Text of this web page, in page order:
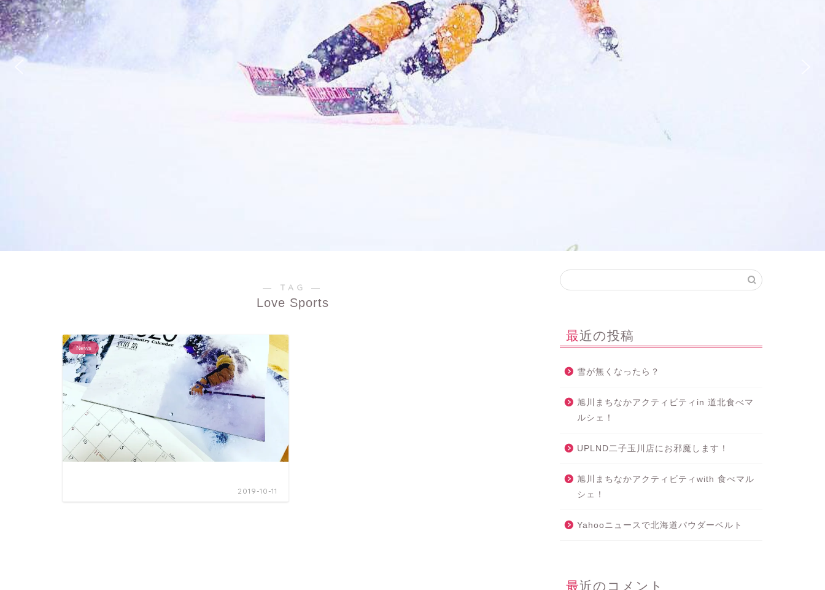
― TAG ―
Love Sports
News
2019-10-11
最近の投稿
雪が無くなったら？
旭川まちなかアクティビティin 道北食べマ
ルシェ！
UPLND二子玉川店にお邪魔します！
旭川まちなかアクティビティwith 食べマル
シェ！
Yahooニュースで北海道パウダーベルト
最近のコメント